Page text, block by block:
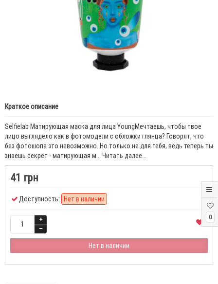
0
Краткое описание
Selfielab Матирующая маска для лица YoungМечтаешь, чтобы твое
лицо выглядело как в фотомодели с обложки глянца? Говорят, что
без фотошопа это невозможно. Но только не для тебя, ведь теперь ты
знаешь секрет - матирующая м... Читать далее...
41 грн
Доступность: Нет в наличии
Нет в наличии